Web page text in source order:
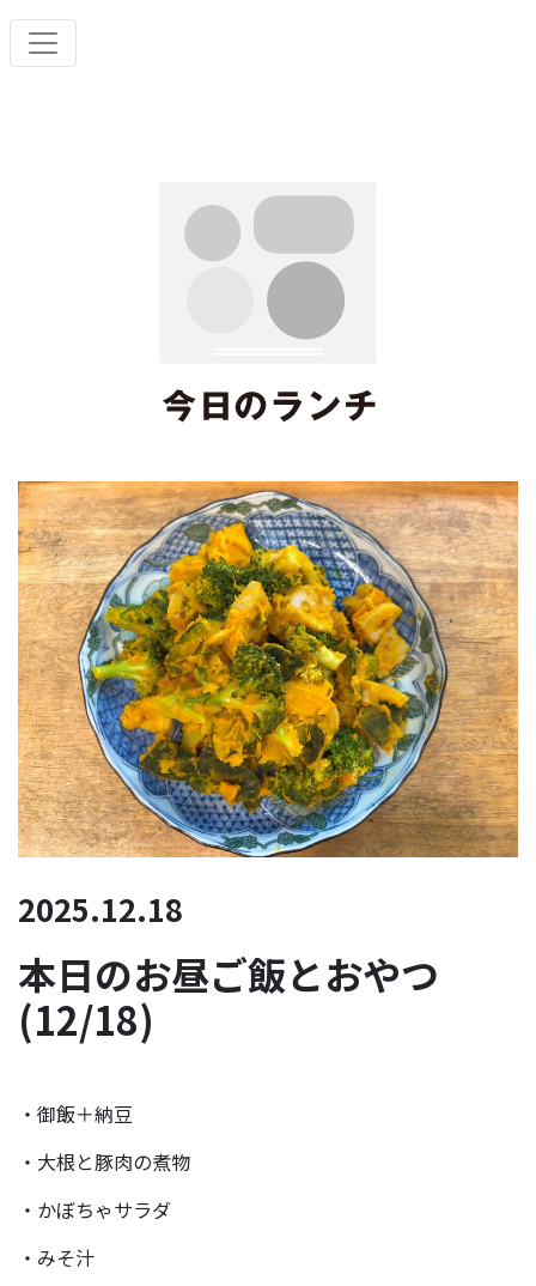
2025.12.18
本日のお昼ご飯とおやつ
(12/18)
・御飯＋納豆
・大根と豚肉の煮物
・かぼちゃサラダ
・みそ汁